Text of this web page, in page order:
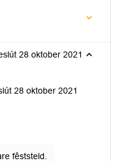
28 oktober 2021
28 oktober 2021
fêststeld.